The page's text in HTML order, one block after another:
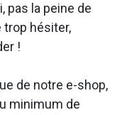
pas la peine de
hésiter,
!
de notre e-shop,
minimum de